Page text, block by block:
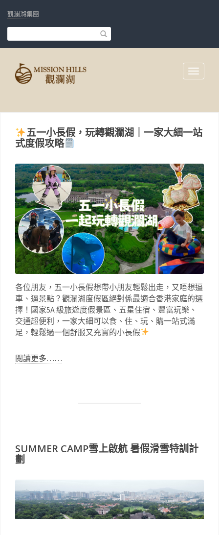
觀瀾湖集團
Toggle
五一小長假，玩轉觀瀾湖｜一家大細一站
式度假攻略
各位朋友，五一小長假想帶小朋友輕鬆出走，又唔想逼
車、逼景點？觀瀾湖度假區絕對係最適合香港家庭的選
擇！國家5A 級旅遊度假景區、五星住宿、豐富玩樂、
交通超便利，一家大細可以食、住、玩、購一站式滿
足，輕鬆過一個舒服又充實的小長假
閱讀更多……
SUMMER CAMP雪上啟航 暑假滑雪特訓計
劃